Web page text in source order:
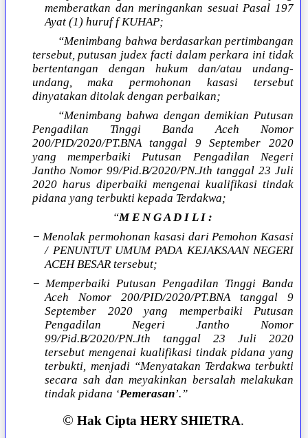
memberatkan dan meringankan sesuai Pasal 197
Ayat (1) huruf f KUHAP;
“Menimbang bahwa berdasarkan pertimbangan
tersebut, putusan judex facti dalam perkara ini tidak
bertentangan dengan hukum dan/atau undang-
undang, maka permohonan kasasi tersebut
dinyatakan ditolak dengan perbaikan;
“Menimbang bahwa dengan demikian Putusan
Pengadilan Tinggi Banda Aceh Nomor
200/PID/2020/PT.BNA tanggal 9 September 2020
yang memperbaiki Putusan Pengadilan Negeri
Jantho Nomor 99/Pid.B/2020/PN.Jth tanggal 23 Juli
2020 harus diperbaiki mengenai kualifikasi tindak
pidana yang terbukti kepada Terdakwa;
“M E N G A D I L I :
− Menolak permohonan kasasi dari Pemohon Kasasi
/ PENUNTUT UMUM PADA KEJAKSAAN NEGERI
ACEH BESAR tersebut;
− Memperbaiki Putusan Pengadilan Tinggi Banda
Aceh Nomor 200/PID/2020/PT.BNA tanggal 9
September 2020 yang memperbaiki Putusan
Pengadilan Negeri Jantho Nomor
99/Pid.B/2020/PN.Jth tanggal 23 Juli 2020
tersebut mengenai kualifikasi tindak pidana yang
terbukti, menjadi “Menyatakan Terdakwa terbukti
secara sah dan meyakinkan bersalah melakukan
tindak pidana ‘Pemerasan’.”
© Hak Cipta HERY SHIETRA.